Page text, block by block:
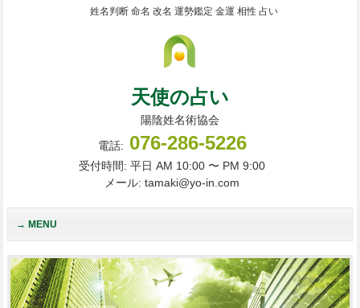
姓名判断 命名 改名 運勢鑑定 金運 相性 占い
天使の占い
陽陰姓名術協会
電話: 076-286-5226
受付時間: 平日 AM 10:00 〜 PM 9:00
メール: tamaki@yo-in.com
MENU